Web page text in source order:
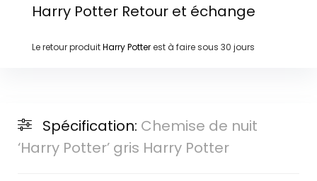
Harry PotterRetour et échange
Le retour produitHarry Potterest à faire sous 30 jours
Spécification: Chemise de nuit
‘Harry Potter’ gris Harry Potter